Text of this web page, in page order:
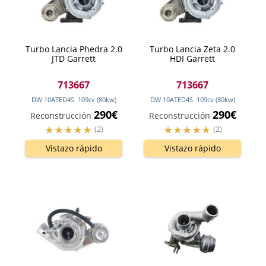
Turbo Lancia Phedra 2.0
JTD Garrett
713667
DW 10ATED4S 109cv (80kw)
Reconstrucción 290€
(2)
Vistazo rápido
Turbo Lancia Zeta 2.0
HDI Garrett
713667
DW 10ATED4S 109cv (80kw)
Reconstrucción 290€
(2)
Vistazo rápido